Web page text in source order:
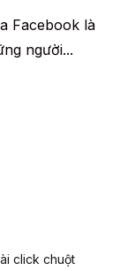
click chuột
Facebook là
người...